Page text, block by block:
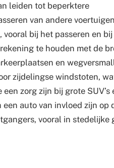
leiden tot beperktere
van andere
bij het passeren en
te houden met de
en
zijdelingse windstoten,
zorg zijn bij grote SUV’s
auto van invloed zijn op
vooral in stedelijke